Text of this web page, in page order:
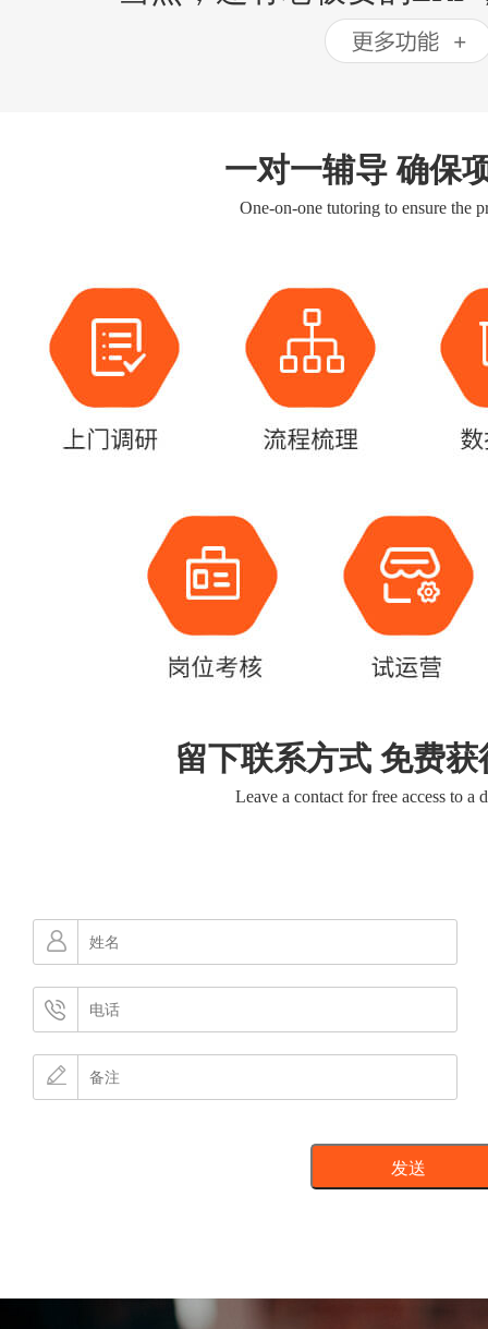
一对一辅导 确保
One-on-one tutoring to ensure the
留下联系方式 免费
Leave a contact for free access to a